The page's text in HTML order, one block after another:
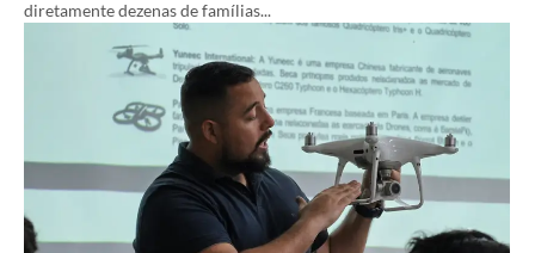
diretamente dezenas de famílias...